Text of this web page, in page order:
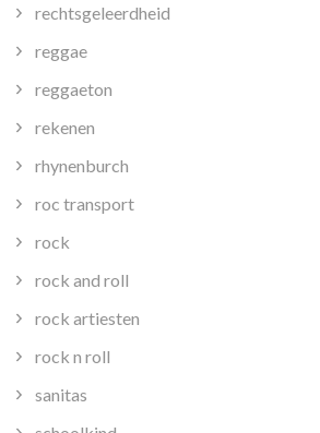
rechtsgeleerdheid
reggae
reggaeton
rekenen
rhynenburch
roc transport
rock
rock and roll
rock artiesten
rock n roll
sanitas